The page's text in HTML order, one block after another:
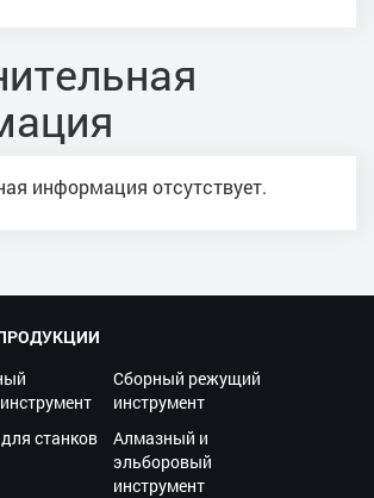
информация отсутствует.
Сборный режущий
инструмент
станков
Алмазный и
эльборовый
инструмент